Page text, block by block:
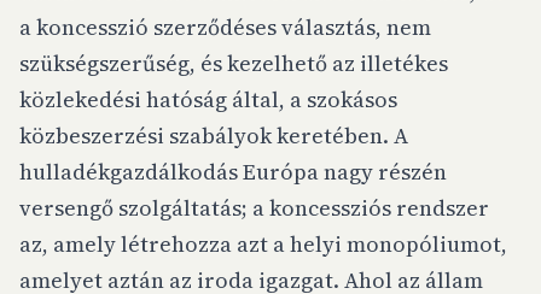
a koncesszió szerződéses választás, nem
szükségszerűség, és kezelhető az illetékes
közlekedési hatóság által, a szokásos
közbeszerzési szabályok keretében. A
hulladékgazdálkodás Európa nagy részén
versengő szolgáltatás; a koncessziós rendszer
az, amely létrehozza azt a helyi monopóliumot,
amelyet aztán az iroda igazgat. Ahol az állam